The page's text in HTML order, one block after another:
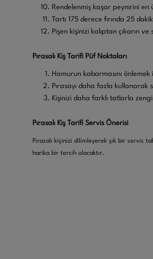
Rendelenmiş kaşar peynirini en
Tartı 175 derece fırında 25
Pişen kişinizi kalıptan çıkarın
Pırasalı Kiş Tarifi Püf Noktaları
Hamurun kabarmasını
Pırasayı daha fazla kullanarak
Kişinizi daha farklı tatlarla
Pırasalı Kiş Tarifi Servis Önerisi
Pırasalı kişinizi dilimleyerek şık bir servis
harika bir tercih olacaktır.